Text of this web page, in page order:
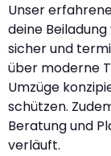
Unser
deine
sicher und
über moderne
Umzüge
schützen.
Beratung und
verläuft.